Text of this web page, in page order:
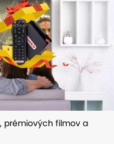
prémiových filmov a